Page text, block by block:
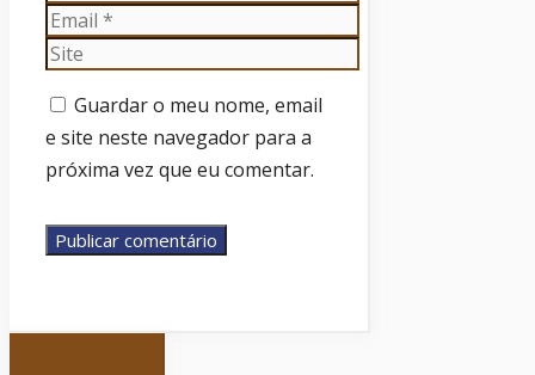
Email
Site
Guardar o meu nome, email
e site neste navegador para a
próxima vez que eu comentar.